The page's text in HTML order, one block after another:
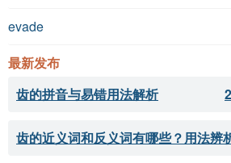
evade
最新发布
齿的拼音与易错用法解析
齿的近义词和反义词有哪些？用法辨